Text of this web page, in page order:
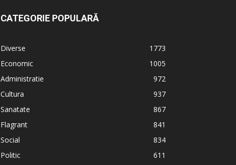
CATEGORIE POPULARĂ
Diverse
1773
Economic
1005
Administratie
972
Cultura
937
Sanatate
867
Flagrant
841
Social
834
Politic
611